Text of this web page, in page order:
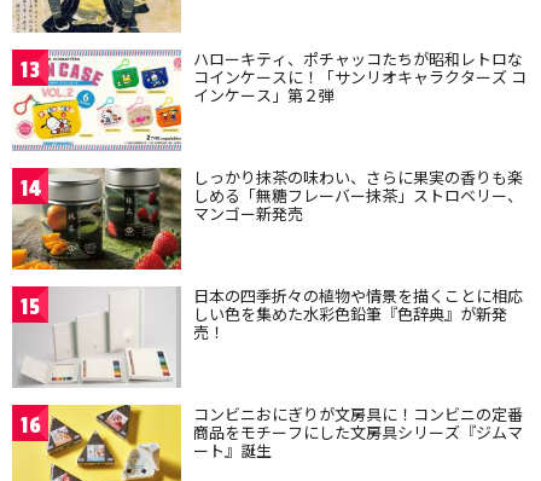
13 ハローキティ、ポチャッコたちが昭和レトロな
コインケースに！「サンリオキャラクターズ コ
インケース」第２弾
14 しっかり抹茶の味わい、さらに果実の香りも楽
しめる「無糖フレーバー抹茶」ストロベリー、
マンゴー新発売
15 日本の四季折々の植物や情景を描くことに相応
しい色を集めた水彩色鉛筆『色辞典』が新発
売！
16 コンビニおにぎりが文房具に！コンビニの定番
商品をモチーフにした文房具シリーズ『ジムマ
ート』誕生